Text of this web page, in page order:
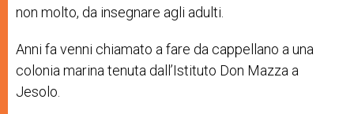
non molto, da insegnare agli adulti.
Anni fa venni chiamato a fare da cappellano a una
colonia marina tenuta dall’Istituto Don Mazza a
Jesolo.